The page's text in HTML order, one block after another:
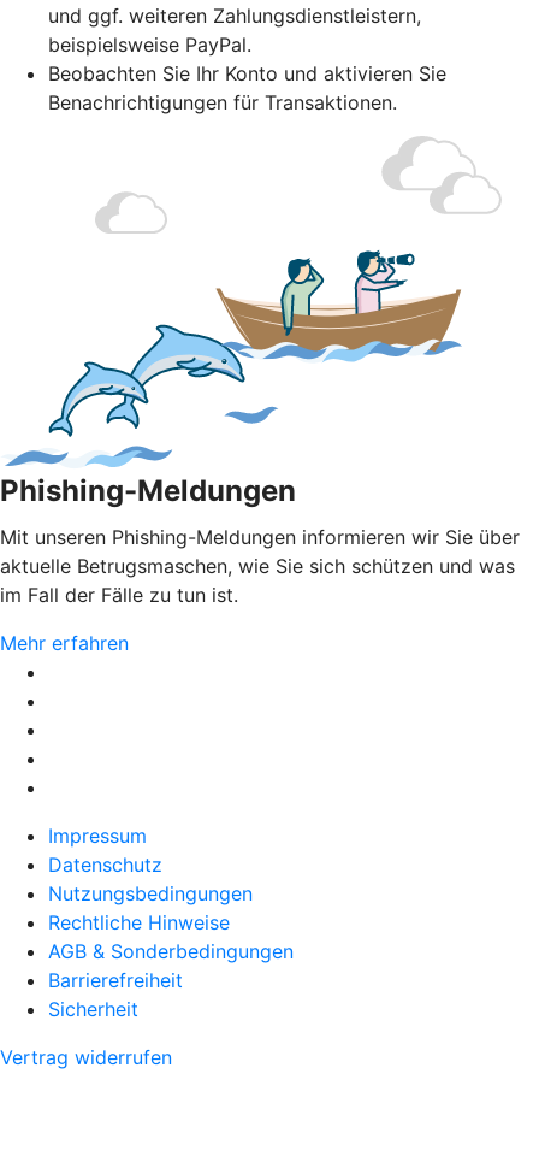
und ggf. weiteren Zahlungsdienstleistern,
beispielsweise PayPal.
Beobachten Sie Ihr Konto und aktivieren Sie
Benachrichtigungen für Transaktionen.
Phishing-Meldungen
Mit unseren Phishing-Meldungen informieren wir Sie über
aktuelle Betrugsmaschen, wie Sie sich schützen und was
im Fall der Fälle zu tun ist.
Mehr erfahren
Impressum
Datenschutz
Nutzungsbedingungen
Rechtliche Hinweise
AGB & Sonderbedingungen
Barrierefreiheit
Sicherheit
Vertrag widerrufen